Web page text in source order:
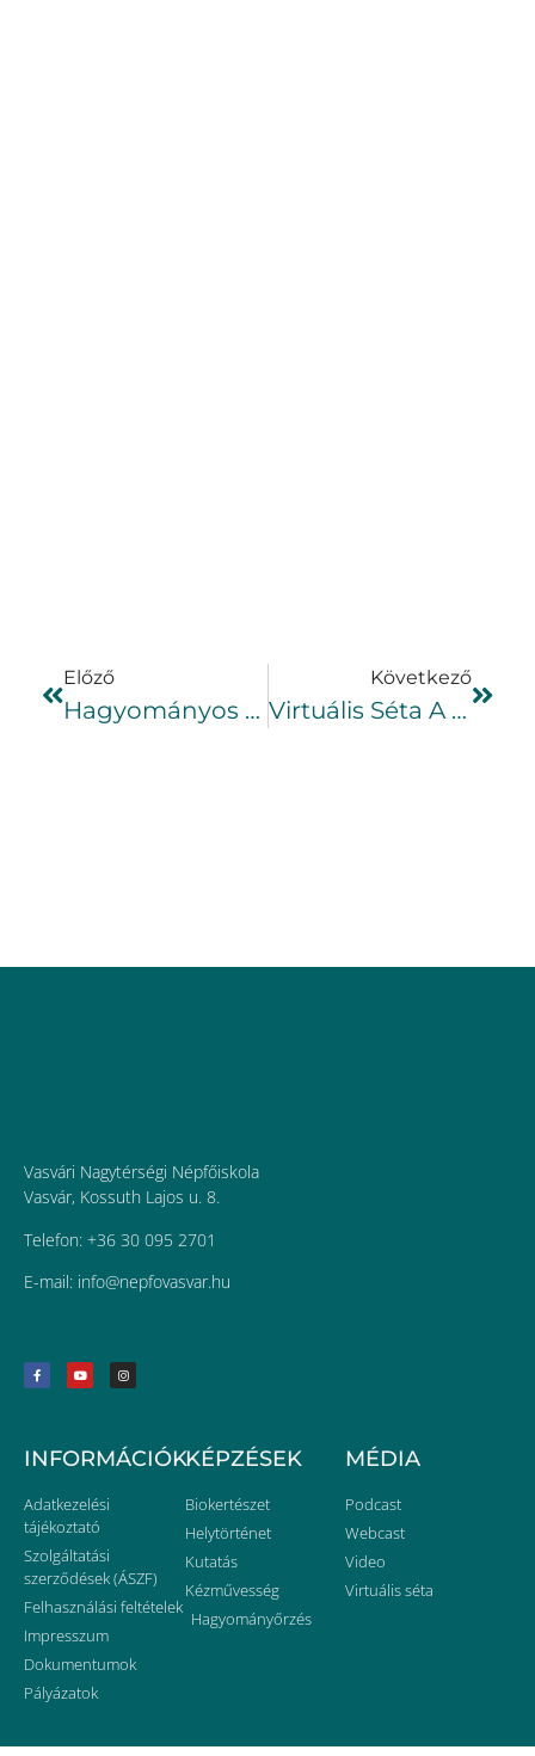
Előző
Hagyományos Ácsmunkák Fatechnikái
Következő
Virtuális Séta A Hegyháton!
Vasvári Nagytérségi Népfőiskola
Vasvár, Kossuth Lajos u. 8.
Telefon: +36 30 095 2701
E-mail: uh.ravsavofpen@ofni
INFORMÁCIÓK
Adatkezelési
tájékoztató
Szolgáltatási
szerződések (ÁSZF)
Felhasználási feltételek
Impresszum
Dokumentumok
Pályázatok
KÉPZÉSEK
Biokertészet
Helytörténet
Kutatás
Kézművesség
Hagyományőrzés
MÉDIA
Podcast
Webcast
Video
Virtuális séta